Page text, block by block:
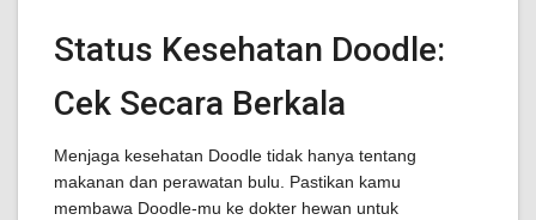
Status Kesehatan Doodle:
Cek Secara Berkala
Menjaga kesehatan Doodle tidak hanya tentang
makanan dan perawatan bulu. Pastikan kamu
membawa Doodle-mu ke dokter hewan untuk